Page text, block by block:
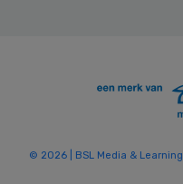
© 2026 | BSL Media & Learning